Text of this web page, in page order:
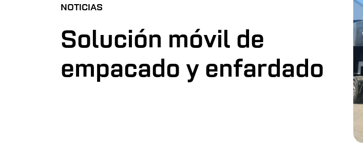
NOTICIAS
Solución móvil de
empacado y enfardado